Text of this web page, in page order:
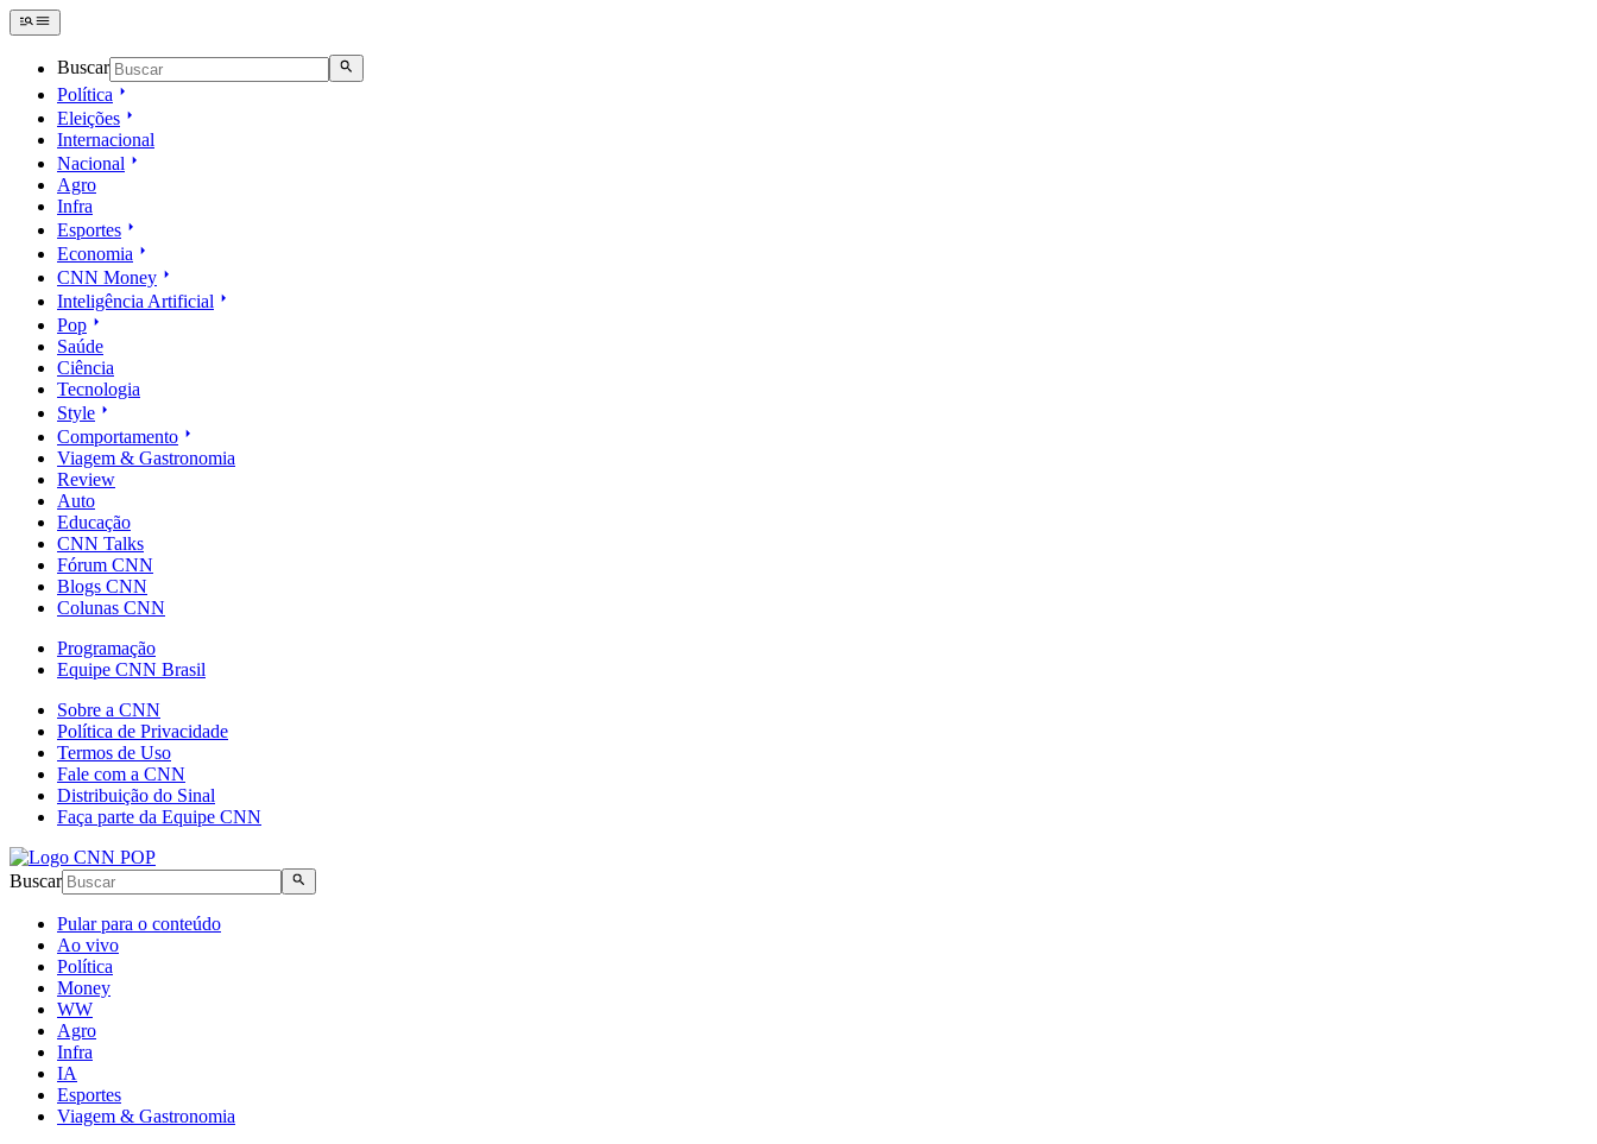
Buscar
Política
Eleições
Internacional
Nacional
Agro
Infra
Esportes
Economia
CNN Money
Inteligência Artificial
Pop
Saúde
Ciência
Tecnologia
Style
Comportamento
Viagem & Gastronomia
Review
Auto
Educação
CNN Talks
Fórum CNN
Blogs CNN
Colunas CNN
Programação
Equipe CNN Brasil
Sobre a CNN
Política de Privacidade
Termos de Uso
Fale com a CNN
Distribuição do Sinal
Faça parte da Equipe CNN
Buscar
Pular para o conteúdo
Ao vivo
Política
Money
WW
Agro
Infra
IA
Esportes
Viagem & Gastronomia